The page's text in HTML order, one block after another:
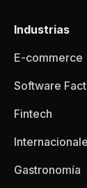
Industrias
E-commerce
Software
Fintech
Gastronomía